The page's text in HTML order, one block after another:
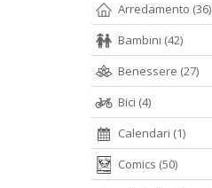
Digitale
5.90 €
Arredamento (36)
Bambini (42)
Benessere (27)
Bici (4)
Calendari (1)
Comics (50)